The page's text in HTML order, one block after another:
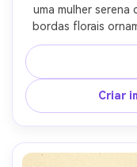
uma mulher
bordas florais
um arco
preenche com
silenciada de
vintage, área de
texto, composição
estético,
Criar